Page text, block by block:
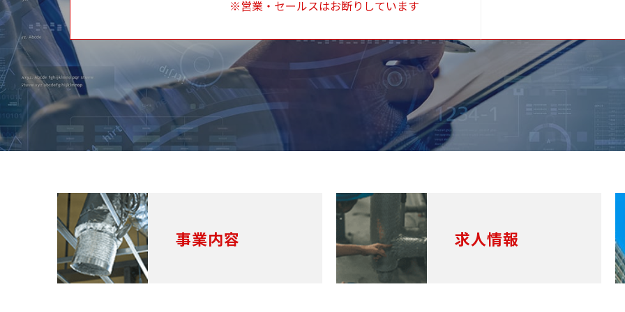
※営業・セールスはお断りしています
事業内容 求人情報